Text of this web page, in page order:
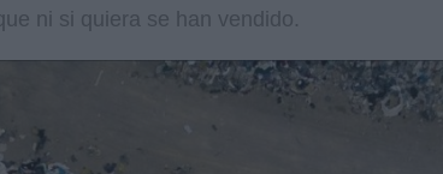
ni si quiera se han vendido.